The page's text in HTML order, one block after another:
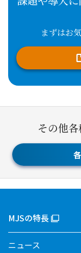
まずはお
その他
MJSの特長
ニュース